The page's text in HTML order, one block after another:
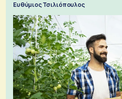
Ευθύμιος Τσιλιόπουλος